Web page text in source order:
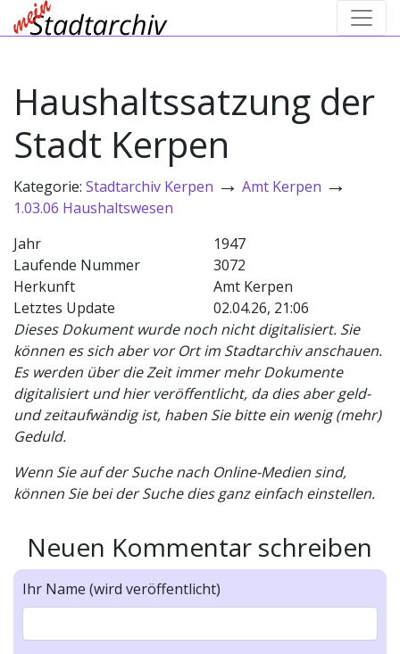
Haushaltssatzung der
Stadt Kerpen
Kategorie: Stadtarchiv Kerpen → Amt Kerpen →
1.03.06 Haushaltswesen
Jahr
1947
Laufende Nummer
3072
Herkunft
Amt Kerpen
Letztes Update
02.04.26, 21:06
Dieses Dokument wurde noch nicht digitalisiert. Sie
können es sich aber vor Ort im Stadtarchiv anschauen.
Es werden über die Zeit immer mehr Dokumente
digitalisiert und hier veröffentlicht, da dies aber geld-
und zeitaufwändig ist, haben Sie bitte ein wenig (mehr)
Geduld.
Wenn Sie auf der Suche nach Online-Medien sind,
können Sie bei der Suche dies ganz einfach einstellen.
Neuen Kommentar schreiben
Ihr Name (wird veröffentlicht)